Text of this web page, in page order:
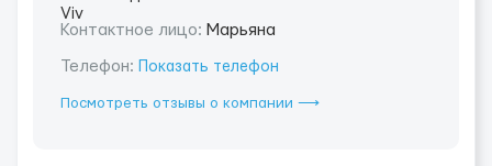
Контактное лицо: Марьяна
Телефон: Показать телефон
Посмотреть отзывы о компании ⟶